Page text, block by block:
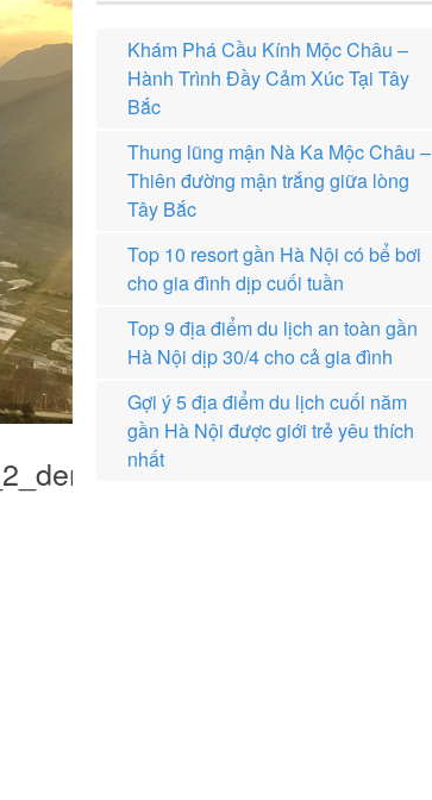
Khám Phá Cầu Kính Mộc Châu –
Hành Trình Đầy Cảm Xúc Tại Tây
Bắc
Thung lũng mận Nà Ka Mộc Châu –
Thiên đường mận trắng giữa lòng
Tây Bắc
Top 10 resort gần Hà Nội có bể bơi
cho gia đình dịp cuối tuần
Top 9 địa điểm du lịch an toàn gần
Hà Nội dịp 30/4 cho cả gia đình
Gợi ý 5 địa điểm du lịch cuối năm
gần Hà Nội được giới trẻ yêu thích
nhất